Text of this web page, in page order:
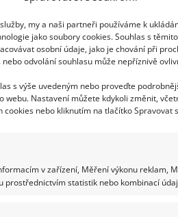
my a naši partneři používáme k
jako soubory cookies. Souhlas s
osobní údaje, jako je chování při
odvolání souhlasu může nepříznivě
s výše uvedeným nebo proveďte
webu. Nastavení můžete kdykoli změnit,
cookies nebo kliknutím na tlačítko Spravovat
v zařízení, Měření výkonu reklam,
prostřednictvím statistik nebo kombinací
a komfortní textilii. Ovšem
na doma. Oblečení si
a dobře zachovává svou
mínusy. Látka občas
– než se pustíte do šití, látku
mačkavost.
mnohdy jsou přidávána
výsledná látka je jemnější.
tak záleží pouze na vás.